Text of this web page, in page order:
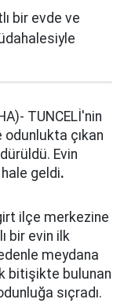
bir evde ve
TUNCELİ'nin
çıkan
Evin
geldi.
ilçe merkezine
bir evin ilk
meydana
bitişikte bulunan
sıçradı.